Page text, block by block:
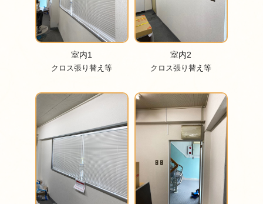
室内1
クロス張り替え等
室内2
クロス張り替え等